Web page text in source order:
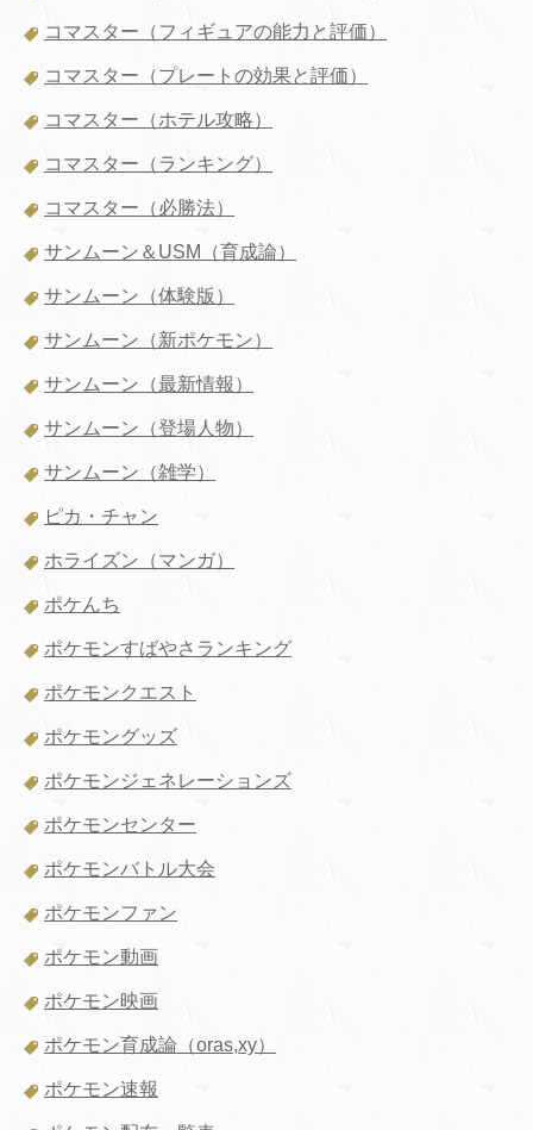
コマスター（フィギュアの能力と評価）
コマスター（プレートの効果と評価）
コマスター（ホテル攻略）
コマスター（ランキング）
コマスター（必勝法）
サンムーン＆USM（育成論）
サンムーン（体験版）
サンムーン（新ポケモン）
サンムーン（最新情報）
サンムーン（登場人物）
サンムーン（雑学）
ピカ・チャン
ホライズン（マンガ）
ポケんち
ポケモンすばやさランキング
ポケモンクエスト
ポケモングッズ
ポケモンジェネレーションズ
ポケモンセンター
ポケモンバトル大会
ポケモンファン
ポケモン動画
ポケモン映画
ポケモン育成論（oras,xy）
ポケモン速報